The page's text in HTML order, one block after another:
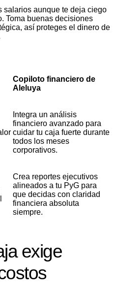
salarios aunque te deja ciego
Toma buenas decisiones
así proteges el dinero de
Copiloto financiero de
Aleluya
Integra un análisis
financiero avanzado para
cuidar tu caja fuerte durante
todos los meses
corporativos.
Crea reportes ejecutivos
alineados a tu PyG para
que decidas con claridad
financiera absoluta
siempre.
exige